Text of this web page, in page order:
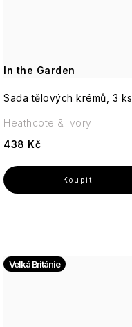
In the Garden
Sada tělových krémů, 3 ks
438 Kč
Heathcote & Ivory
Velká Británie